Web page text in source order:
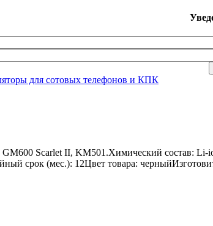
для сотовых телефонов и КПК
GM600 Scarlet II, KM501.Химический состав:
срок (мес.): 12Цвет товара: